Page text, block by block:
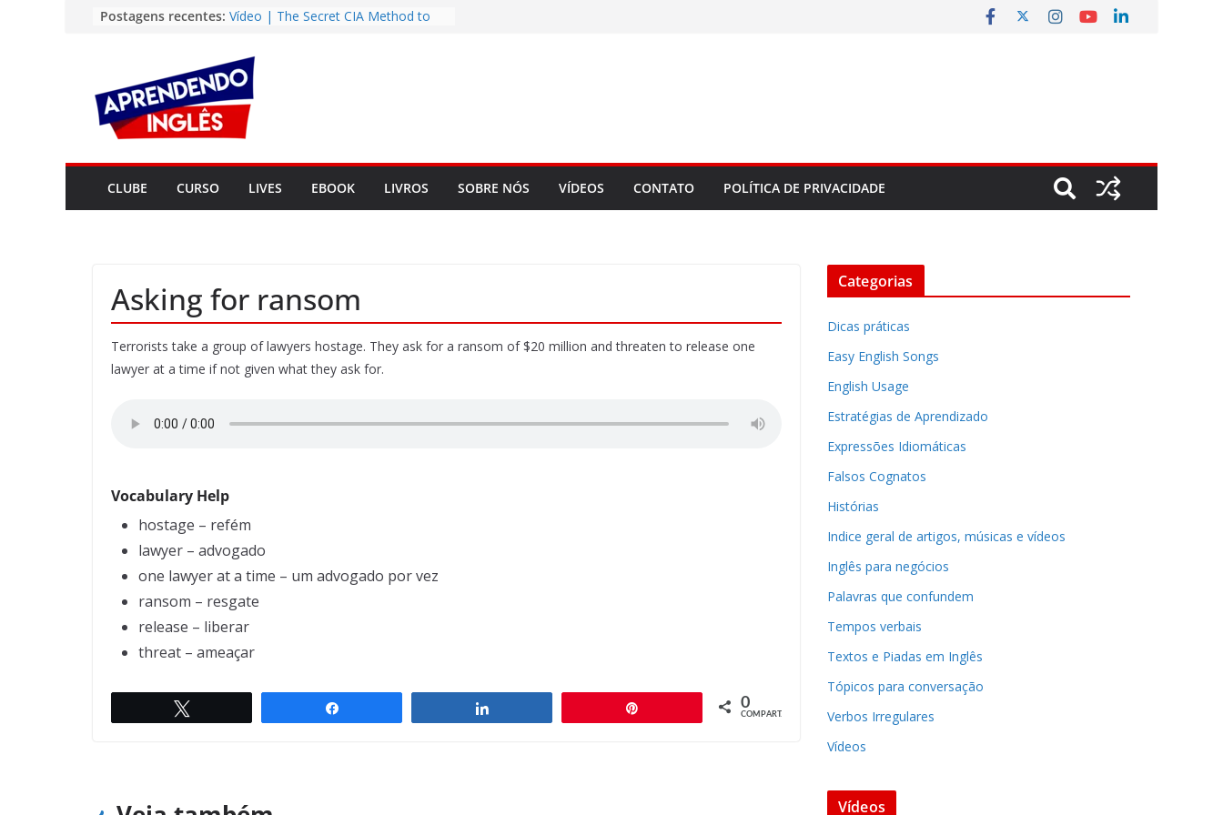
conteúdo
Postagens recentes: Vídeo | The Secret CIA Method to
Vídeo | How I m using NotebookLM
to power up my language learning
Vídeo | Do imaginary friends make
you smarter?
Story | Brasília: The City That Rose
from the Wilderness
Easy English Song | Somewhere
Over the Rainbow (Israel
Kamakawiwo’ole)
CLUBE CURSO LIVES EBOOK LIVROS SOBRE NÓS VÍDEOS CONTATO POLÍTICA DE PRIVACIDADE
Asking for ransom
Terrorists take a group of lawyers hostage. They ask for a ransom of $20 million and threaten to release one
lawyer at a time if not given what they ask for.
Vocabulary Help
hostage – refém
lawyer – advogado
one lawyer at a time – um advogado por vez
ransom – resgate
release – liberar
threat – ameaçar
0
COMPART.
Categorias
Dicas práticas
Easy English Songs
English Usage
Estratégias de Aprendizado
Expressões Idiomáticas
Falsos Cognatos
Histórias
Indice geral de artigos, músicas e vídeos
Inglês para negócios
Palavras que confundem
Tempos verbais
Textos e Piadas em Inglês
Tópicos para conversação
Verbos Irregulares
Vídeos
Vídeos